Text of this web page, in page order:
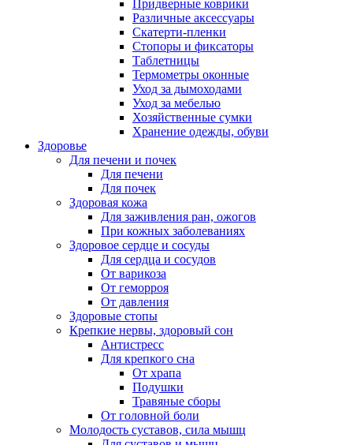
Придверные коврики
Различные аксессуары
Скатерти-пленки
Стопоры и фиксаторы
Таблетницы
Термометры оконные
Уход за дымоходами
Уход за мебелью
Хозяйственные сумки
Хранение одежды, обуви
Здоровье
Для печени и почек
Для печени
Для почек
Здоровая кожа
Для заживления ран, ожогов
При кожных заболеваниях
Здоровое сердце и сосуды
Для сердца и сосудов
От варикоза
От геморроя
От давления
Здоровые стопы
Крепкие нервы, здоровый сон
Антистресс
Для крепкого сна
От храпа
Подушки
Травяные сборы
От головной боли
Молодость суставов, сила мышц